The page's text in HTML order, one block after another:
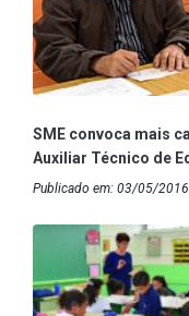
SME convoca mais
Auxiliar Técnico de
Publicado em: 03/05/2016